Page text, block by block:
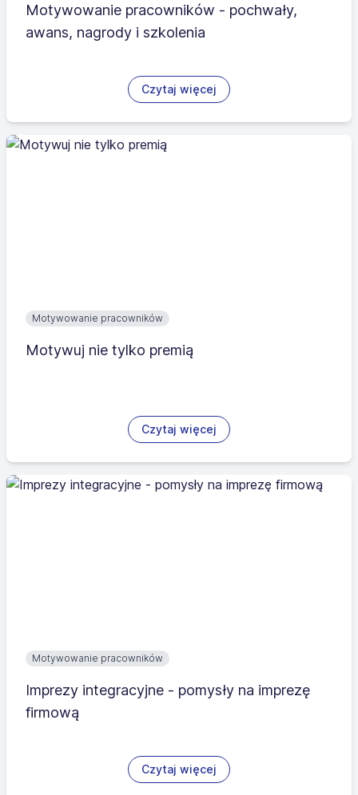
Motywowanie pracowników - pochwały,
awans, nagrody i szkolenia
Czytaj więcej
Motywowanie pracowników
Motywuj nie tylko premią
Czytaj więcej
Motywowanie pracowników
Imprezy integracyjne - pomysły na imprezę
firmową
Czytaj więcej